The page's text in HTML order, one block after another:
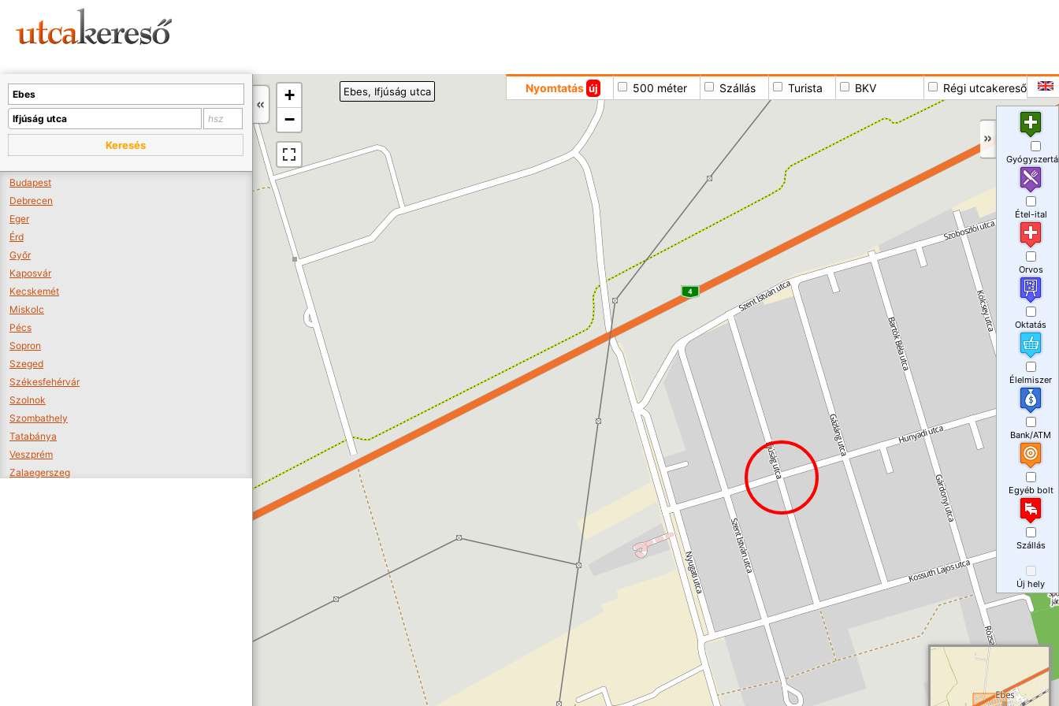
+
−
Nyomtatás új 500 méter Szállás Turista BKV Régi utcakereső
Ebes, Ifjúság utca
Keresés
Budapest
Debrecen
Eger
Érd
Győr
Kaposvár
Kecskemét
Miskolc
Pécs
Sopron
Szeged
Székesfehérvár
Szolnok
Szombathely
Tatabánya
Veszprém
Zalaegerszeg
Étel-ital
Orvos
Oktatás
Élelmiszer
Bank/ATM
Egyéb bolt
Szállás
Új hely
A térképet kicsinyíteni kell, hogy látszódjanak a boltok.
Boltok látszódjanak >>